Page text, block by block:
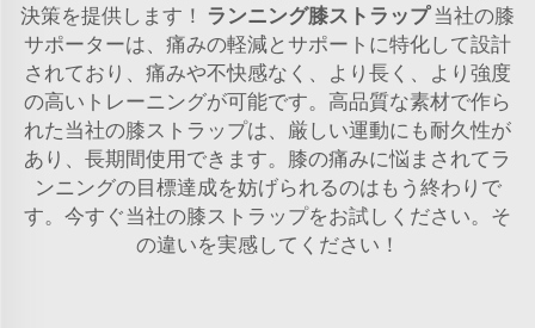
決策を提供します！
ランニング膝ストラップ当社の膝
サポーターは、痛みの軽減とサポートに特化して設計
されており、痛みや不快感なく、より長く、より強度
の高いトレーニングが可能です。高品質な素材で作ら
れた当社の膝ストラップは、厳しい運動にも耐久性が
あり、長期間使用できます。膝の痛みに悩まされてラ
ンニングの目標達成を妨げられるのはもう終わりで
す。今すぐ当社の膝ストラップをお試しください。そ
の違いを実感してください！